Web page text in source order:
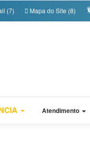
(7) Mapa do Site (8)
Atendimento